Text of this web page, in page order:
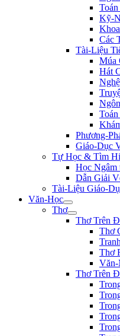
Kỹ-
Các
Tài-Liệu
Múa
Hát
Phương-
Giáo-Dục
Tự Học & Tìm
Học Ngâm
Dẫn Giải
Tài-Liệu Giáo-
Văn-Học
Thơ
Thơ Trên
Thơ
Thơ
Văn-
Thơ Trên